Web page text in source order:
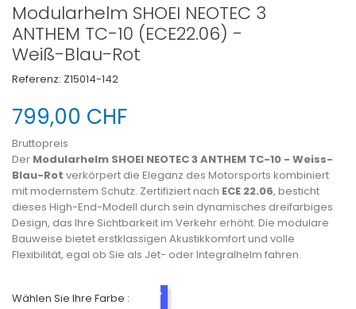
Modularhelm SHOEI NEOTEC 3
ANTHEM TC-10 (ECE22.06) -
Weiß-Blau-Rot
Referenz: Z15014-142
799,00 CHF
Bruttopreis
Der Modularhelm SHOEI NEOTEC 3 ANTHEM TC-10 - Weiss-
Blau-Rot verkörpert die Eleganz des Motorsports kombiniert
mit modernstem Schutz. Zertifiziert nach ECE 22.06, besticht
dieses High-End-Modell durch sein dynamisches dreifarbiges
Design, das Ihre Sichtbarkeit im Verkehr erhöht. Die modulare
Bauweise bietet erstklassigen Akustikkomfort und volle
Flexibilität, egal ob Sie als Jet- oder Integralhelm fahren.
Wählen Sie Ihre Farbe :